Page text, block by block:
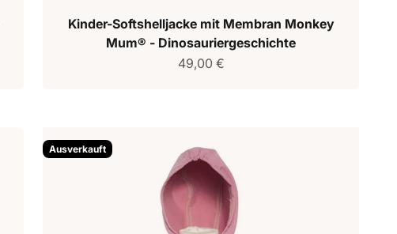
Kinder-Softshelljacke mit Membran Monkey
Mum® - Dinosauriergeschichte
Verkaufspreis
49,00 €
Ausverkauft